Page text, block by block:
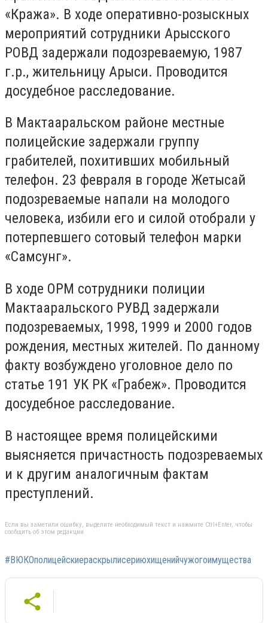
«Кража». В ходе оперативно-розыскных
мероприятий сотрудники Арысского
РОВД задержали подозреваемую, 1987
г.р., жительницу Арыси. Проводится
досудебное расследование.
В Мактааральском районе местные
полицейские задержали группу
грабителей, похитивших мобильный
телефон. 23 февраля в городе Жетысай
подозреваемые напали на молодого
человека, избили его и силой отобрали у
потерпевшего сотовый телефон марки
«Самсунг».
В ходе ОРМ сотрудники полиции
Мактааральского РУВД задержали
подозреваемых, 1998, 1999 и 2000 годов
рождения, местных жителей. По данному
факту возбуждено уголовное дело по
статье 191 УК РК «Грабеж». Проводится
досудебное расследование.
В настоящее время полицейскими
выясняется причастность подозреваемых
и к другим аналогичным фактам
преступлений.
Если вы заметили ошибку, выделите необходимый текст и нажмите Ctrl+Enter, чтобы
сообщить об этом редакции
#ВЮКОполицейскиераскрылисериюхищенийчужогоимущества